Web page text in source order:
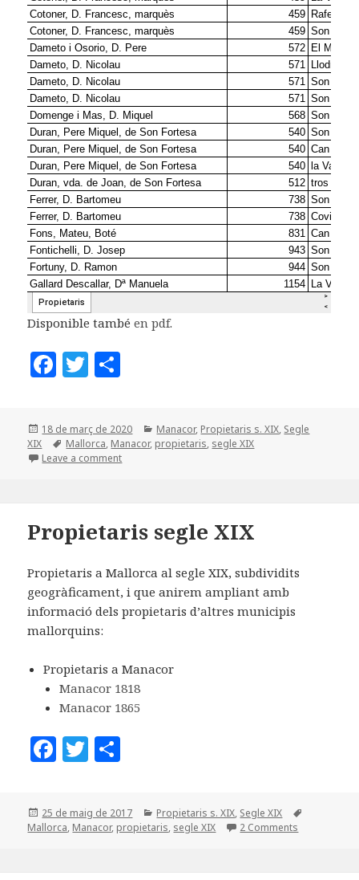
Disponible tambéen pdf.
F
c
e
b
k
T
it
te
r
p
a
ei
x
Posted
on
18 de març de 2020 Categories
Manacor, Propietaris s. XIX, Segle
XIX
Tags
Mallorca, Manacor, propietaris, segle XIX
Leave a comment
Propietaris segle XIX
Propietaris a Mallorca al segle XIX, subdividits
geogràficament, i que anirem ampliant amb
informació dels propietaris d’altres municipis
mallorquins:
Propietaris a Manacor
Manacor 1818
Manacor 1865
F
a
c
e
T
w
it
te p
Posted
on
25 de maig de 2017 Categories
Propietaris s. XIX, Segle XIX
Mallorca, Manacor, propietaris, segle XIX 2 Comments